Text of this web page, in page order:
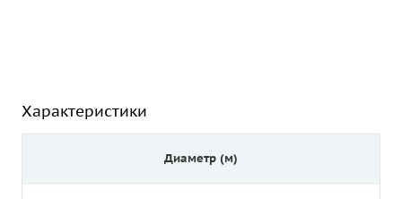
Характеристики
Диаметр (м)